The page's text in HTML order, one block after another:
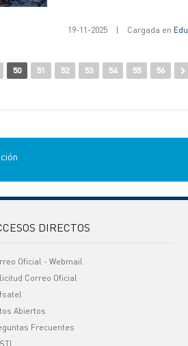
19-11-2025 | Cargada en
50 51 52 53 54 55 56
DIRECTOS
Oficial - Webmail
Correo Oficial
Abiertos
Frecuentes